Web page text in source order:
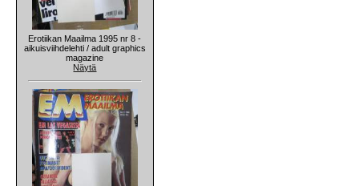
Erotiikan Maailma 1995 nr 8 -
aikuisviihdelehti / adult graphics
magazine
Näytä